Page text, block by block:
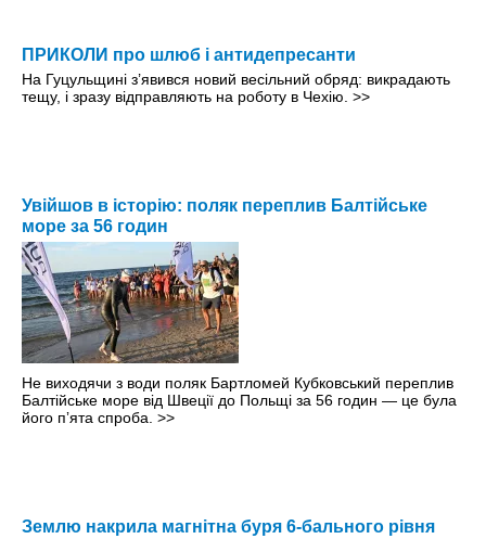
ПРИКОЛИ про шлюб і антидепресанти
На Гуцульщині з’явився новий весільний обряд: викрадають
тещу, і зразу відправляють на роботу в Чехію. >>
Увійшов в історію: поляк переплив Балтійське
море за 56 годин
Не виходячи з води поляк Бартломей Кубковський переплив
Балтійське море від Швеції до Польщі за 56 годин — це була
його пʼята спроба. >>
Землю накрила магнітна буря 6-бального рівня